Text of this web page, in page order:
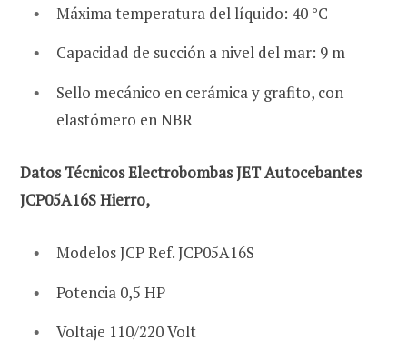
Máxima temperatura del líquido: 40 °C
Capacidad de succión a nivel del mar: 9 m
Sello mecánico en cerámica y grafito, con
elastómero en NBR
Datos TécnicosElectrobombas JET Autocebantes
JCP05A16S Hierro,
Modelos JCP Ref. JCP05A16S
Potencia 0,5 HP
Voltaje 110/220 Volt